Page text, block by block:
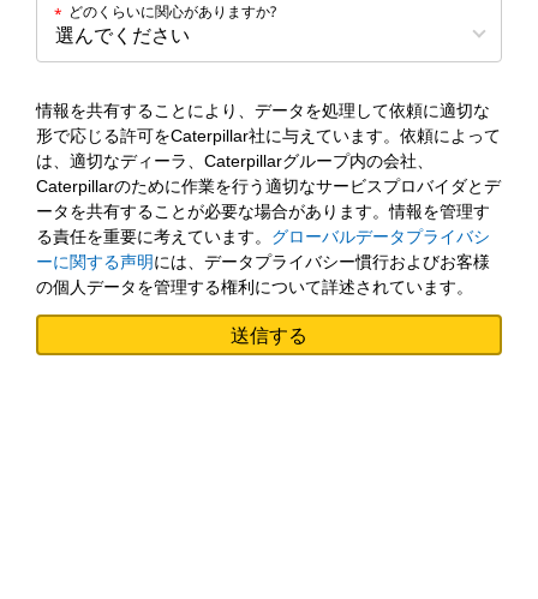
どのくらいに関心がありますか?
*
情報を共有することにより、データを処理して依頼に適切な
形で応じる許可をCaterpillar社に与えています。依頼によって
は、適切なディーラ、Caterpillarグループ内の会社、
Caterpillarのために作業を行う適切なサービスプロバイダとデ
ータを共有することが必要な場合があります。情報を管理す
る責任を重要に考えています。 グローバルデータプライバシ
ーに関する声明には、データプライバシー慣行およびお客様
の個人データを管理する権利について詳述されています。